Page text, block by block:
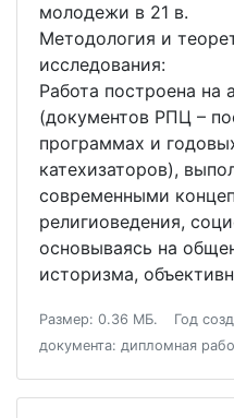
молодежи в 21 в.
Методология и
исследования:
Работа построена на
(документов РПЦ –
программах и
катехизаторов),
современными
религиоведения,
основываясь на
историзма,
Размер: 0.36 МБ. Год
документа: дипломная